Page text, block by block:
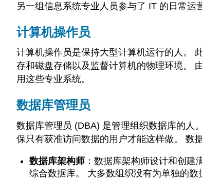
另一组信息系统专业人员参与了 IT 的日常运
计算机操作员
计算机操作员是保持大型计算机运行的人。
存和磁盘存储以及监督计算机的物理环境。
用这些专业系统。
数据库管理员
数据库管理员 (DBA) 是管理组织数据库的人
保只有获准访问数据的用户才能这样做。 数
数据库架构师： 数据库架构师设计和创建
综合数据库。 大多数组织没有为单独的